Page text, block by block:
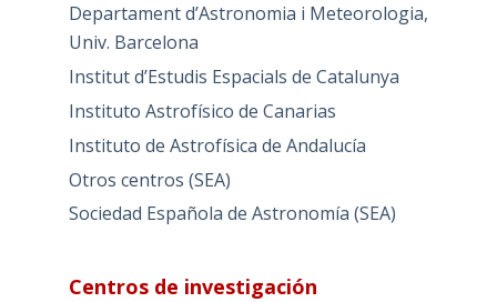
Departament d’Astronomia i Meteorologia,
Univ. Barcelona
Institut d’Estudis Espacials de Catalunya
Instituto Astrofísico de Canarias
Instituto de Astrofísica de Andalucía
Otros centros (SEA)
Sociedad Española de Astronomía (SEA)
Centros de investigación